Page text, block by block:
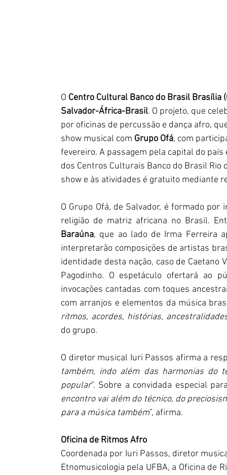
O Centro Cultural Banco do Brasil Brasília
Salvador-África-Brasil. O projeto, que
por oficinas de percussão e dança afro,
show musical com Grupo Ofá, com
fevereiro. A passagem pela capital do
dos Centros Culturais Banco do Brasil Rio
show e às atividades é gratuito mediante
O Grupo Ofá, de Salvador, é formado
religião de matriz africana no Brasil.
Baraúna, que ao lado de Irma Ferreira
interpretarão composições de artistas
identidade desta nação, caso de Caetano
Pagodinho. O espetáculo ofertará ao
invocações cantadas com toques
com arranjos e elementos da música
ritmos, acordes, histórias,
do grupo.
O diretor musical Iuri Passos afirma a
também, indo além das harmonias do
popular”. Sobre a convidada especial
encontro vai além do técnico, do
para a música também”, afirma.
Oficina de Ritmos Afro
Coordenada por Iuri Passos, diretor
Etnomusicologia pela UFBA, a Oficina de